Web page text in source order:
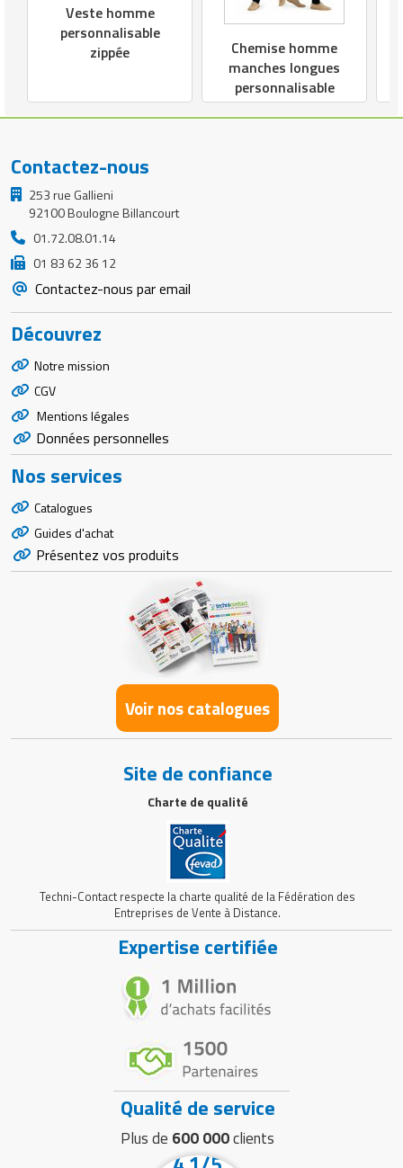
Veste homme
personnalisable
zippée
Chemise homme
manches longues
personnalisable
Contactez-nous
253 rue Gallieni
92100 Boulogne Billancourt
01.72.08.01.14
01 83 62 36 12
Contactez-nous par email
Découvrez
Notre mission
CGV
Mentions légales
Données personnelles
Nos services
Catalogues
Guides d'achat
Présentez vos produits
Voir nos catalogues
Site de confiance
Charte de qualité
Techni-Contact respecte la charte qualité de la Fédération des
Entreprises de Vente à Distance.
Expertise certifiée
Qualité de service
Plus de 600 000clients